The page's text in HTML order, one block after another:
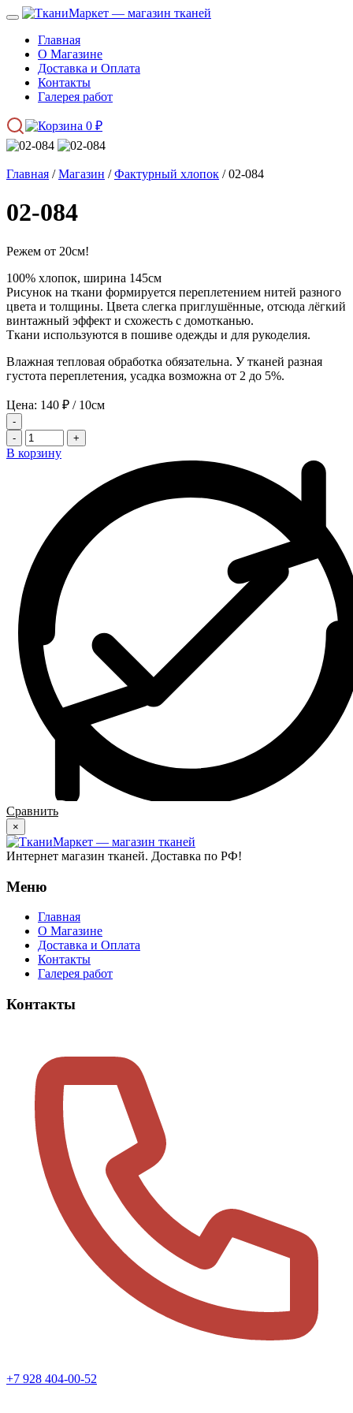
Главная
О Магазине
Доставка и Оплата
Контакты
Галерея работ
0 ₽
Главная /Магазин /Фактурный хлопок / 02-084
02-084
Режем от 20см!
100% хлопок, ширина 145см
Рисунок на ткани формируется переплетением нитей разного
цвета и толщины. Цвета слегка приглушённые, отсюда лёгкий
винтажный эффект и схожесть с домотканью.
Ткани используются в пошиве одежды и для рукоделия.
Влажная тепловая обработка обязательна. У тканей разная
густота переплетения, усадка возможна от 2 до 5%.
Цена: 140 ₽ / 10см
-
-
+
В корзину
Сравнить
×
Интернет магазин тканей. Доставка по РФ!
Меню
Главная
О Магазине
Доставка и Оплата
Контакты
Галерея работ
Контакты
+7 928 404-00-52